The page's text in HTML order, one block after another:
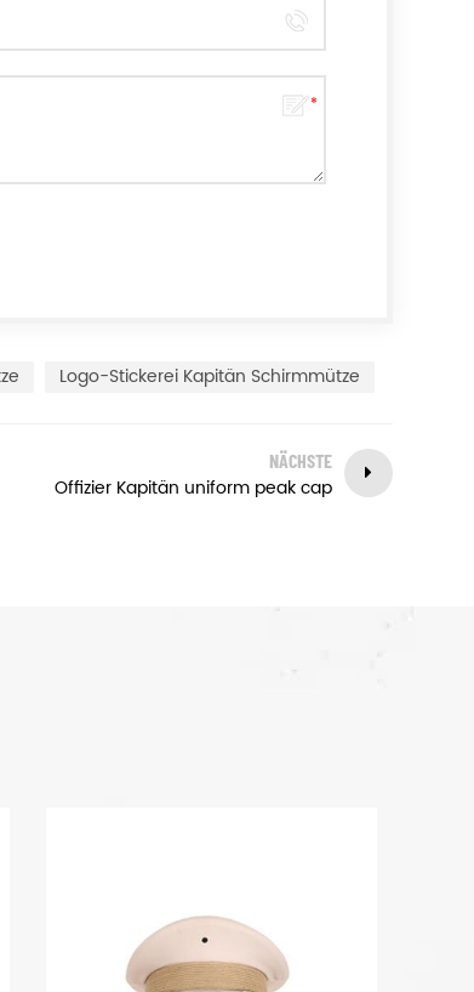
Logo-Stickerei Kapitän Schirmmütze
NÄCHSTE
Offizier Kapitän uniform peak cap